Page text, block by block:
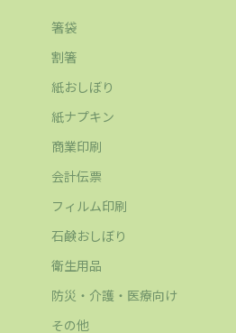
箸袋
割箸
紙おしぼり
紙ナプキン
商業印刷
会計伝票
フィルム印刷
石鹸おしぼり
衛生用品
防災・介護・医療向け
その他